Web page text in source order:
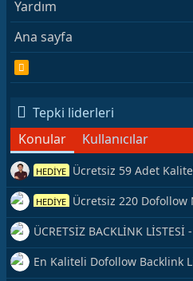
Yardım
Ana sayfa
S
Tepki liderleri
Konular
Kullanıcılar
HEDİYE Ücretsiz 59 Adet
Kaynağı Veriyorum.
HEDİYE Ücretsiz 220 Dofollow
Veriyorum
ÜCRETSİZ BACKLİNK LİSTESİ
Hemen Yetiş!
En Kaliteli Dofollow Backlink